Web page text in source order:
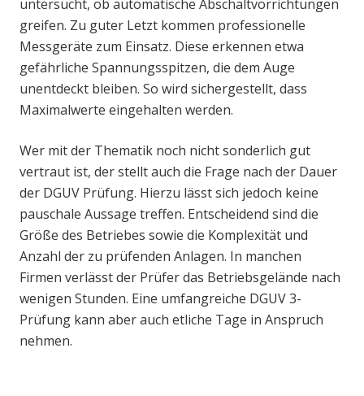
untersucht, ob automatische Abschaltvorrichtungen
greifen. Zu guter Letzt kommen professionelle
Messgeräte zum Einsatz. Diese erkennen etwa
gefährliche Spannungsspitzen, die dem Auge
unentdeckt bleiben. So wird sichergestellt, dass
Maximalwerte eingehalten werden.
Wer mit der Thematik noch nicht sonderlich gut
vertraut ist, der stellt auch die Frage nach der Dauer
der DGUV Prüfung. Hierzu lässt sich jedoch keine
pauschale Aussage treffen. Entscheidend sind die
Größe des Betriebes sowie die Komplexität und
Anzahl der zu prüfenden Anlagen. In manchen
Firmen verlässt der Prüfer das Betriebsgelände nach
wenigen Stunden. Eine umfangreiche DGUV 3-
Prüfung kann aber auch etliche Tage in Anspruch
nehmen.